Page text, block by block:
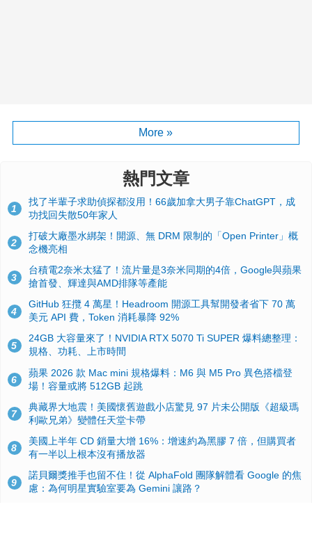
More »
熱門文章
1
找了半輩子求助偵探都沒用！66歲加拿大男子靠ChatGPT，成
功找回失散50年家人
2
打破大廠墨水綁架！開源、無 DRM 限制的「Open Printer」概
念機亮相
3
台積電2奈米太猛了！流片量是3奈米同期的4倍，Google與蘋果
搶首發、輝達與AMD排隊等產能
4
GitHub 狂攬 4 萬星！Headroom 開源工具幫開發者省下 70 萬
美元 API 費，Token 消耗暴降 92%
5
24GB 大容量來了！NVIDIA RTX 5070 Ti SUPER 爆料總整理：
規格、功耗、上市時間
6
蘋果 2026 款 Mac mini 規格爆料：M6 與 M5 Pro 異色搭檔登
場！容量或將 512GB 起跳
7
典藏界大地震！美國懷舊遊戲小店驚見 97 片未公開版《超級瑪
利歐兄弟》變體任天堂卡帶
8
美國上半年 CD 銷量大增 16%：增速約為黑膠 7 倍，但購買者
有一半以上根本沒有播放器
9
諾貝爾獎推手也留不住！從 AlphaFold 團隊解體看 Google 的焦
慮：為何明星實驗室要為 Gemini 讓路？